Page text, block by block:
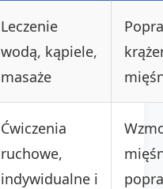
Leczenie
wodą, kąpiele,
masaże
Ćwiczenia
ruchowe,
indywidualne i